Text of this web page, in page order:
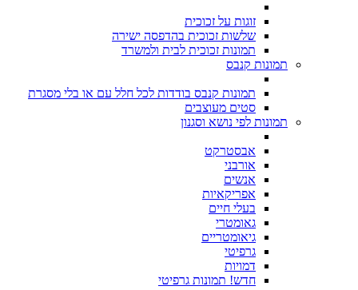
זוגות על זכוכית
שלשות זכוכית בהדפסה ישירה
תמונות זכוכית לבית ולמשרד
תמונות קנבס
תמונות קנבס בודדות לכל חלל עם או בלי מסגרת
סטים מעוצבים
תמונות לפי נושא וסגנון
אבסטרקט
אורבני
אנשים
אפריקאיות
בעלי חיים
גאומטרי
גיאומטריים
גרפיטי
דמויות
חדש! תמונות גרפיטי